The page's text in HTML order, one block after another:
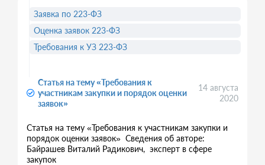
Статья на тему «Требования к
участникам закупки и порядок оценки
заявок»
14 августа
2020
Статья на тему «Требования к участникам закупки и
порядок оценки заявок» Сведения об авторе:
Байрашев Виталий Радикович, эксперт в сфере
закупок
Заявка по 223-ФЗ
Оценка заявок 223-ФЗ
Требования к УЗ 223-ФЗ